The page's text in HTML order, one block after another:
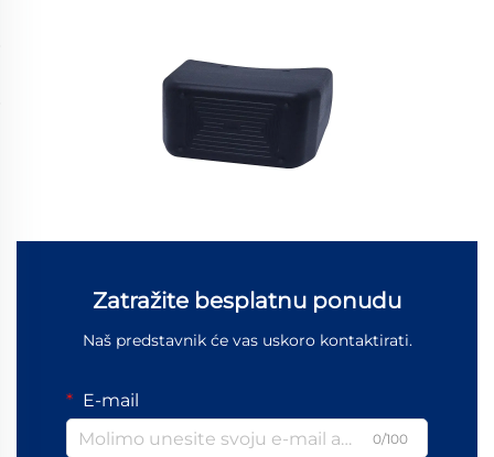
Zatražite besplatnu ponudu
Naš predstavnik će vas uskoro kontaktirati.
E-mail
0/100